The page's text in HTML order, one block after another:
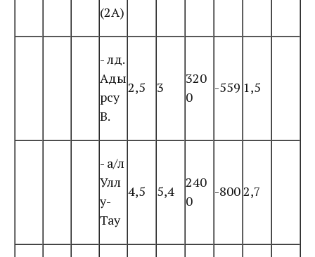
(2А)
- лд.
Ады
рсу
В.
2,5 3
320
0
-559 1,5
- а/л
Улл
у-
Тау
4,5 5,4
240
0
-8002,7